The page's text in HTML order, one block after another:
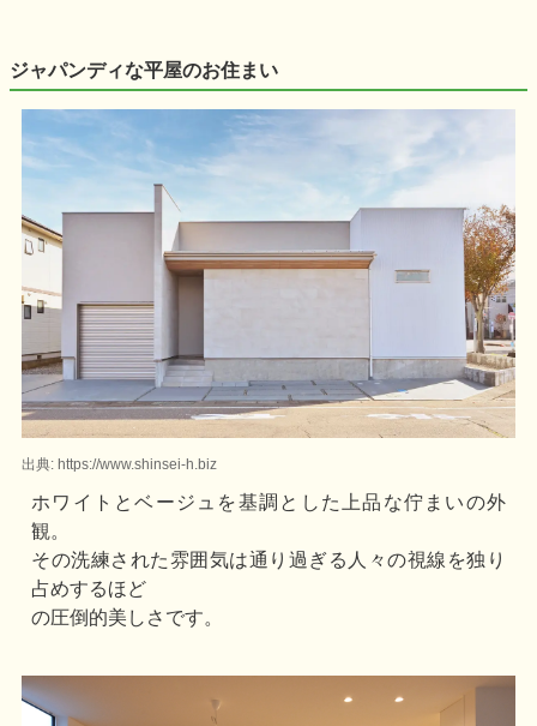
ジャパンディな平屋のお住まい
出典: https://www.shinsei-h.biz
ホワイトとベージュを基調とした上品な佇まいの外
観。
その洗練された雰囲気は通り過ぎる人々の視線を独り
占めするほど
の圧倒的美しさです。